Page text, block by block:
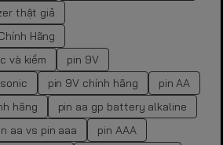
thật giả
Hãng
và kiềm
pin 9V
pin 9V chính hãng
pin AA
hãng
pin aa gp battery alkaline
aa vs pin aaa
pin AAA